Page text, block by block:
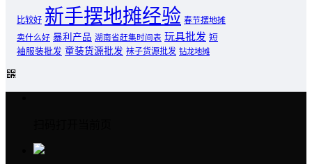
比较好 新手摆地摊经验 春节摆地摊
卖什么好 暴利产品 湖南省赶集时间表 玩具批发 短
袖服装批发 童装货源批发 袜子货源批发 钻龙地摊